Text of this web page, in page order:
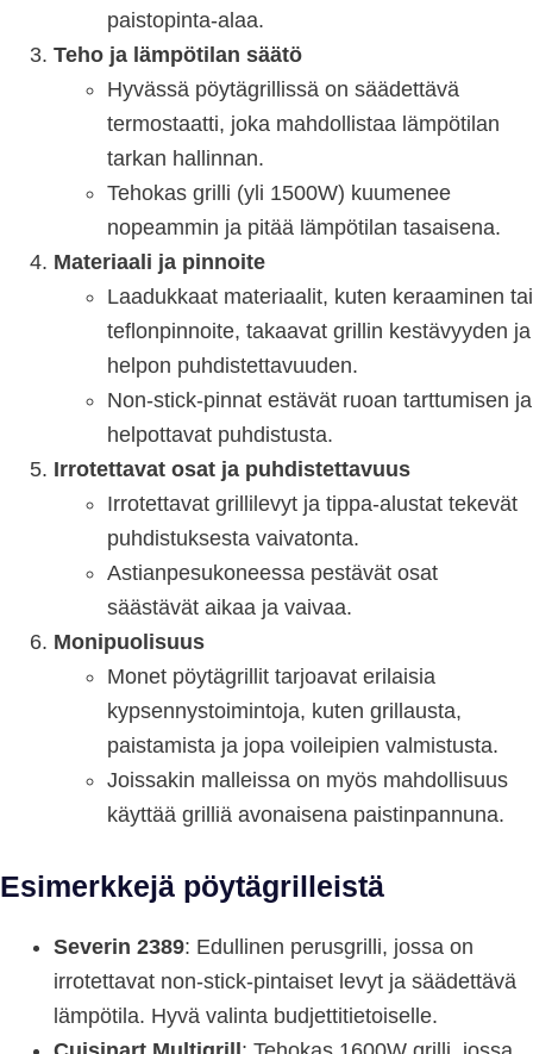
paistopinta-alaa.
Teho ja lämpötilan säätö
Hyvässä pöytägrillissä on säädettävä
termostaatti, joka mahdollistaa lämpötilan
tarkan hallinnan.
Tehokas grilli (yli 1500W) kuumenee
nopeammin ja pitää lämpötilan tasaisena.
Materiaali ja pinnoite
Laadukkaat materiaalit, kuten keraaminen tai
teflonpinnoite, takaavat grillin kestävyyden ja
helpon puhdistettavuuden.
Non-stick-pinnat estävät ruoan tarttumisen ja
helpottavat puhdistusta.
Irrotettavat osat ja puhdistettavuus
Irrotettavat grillilevyt ja tippa-alustat tekevät
puhdistuksesta vaivatonta.
Astianpesukoneessa pestävät osat
säästävät aikaa ja vaivaa.
Monipuolisuus
Monet pöytägrillit tarjoavat erilaisia
kypsennystoimintoja, kuten grillausta,
paistamista ja jopa voileipien valmistusta.
Joissakin malleissa on myös mahdollisuus
käyttää grilliä avonaisena paistinpannuna.
Esimerkkejä pöytägrilleistä
Severin 2389: Edullinen perusgrilli, jossa on
irrotettavat non-stick-pintaiset levyt ja säädettävä
lämpötila. Hyvä valinta budjettitietoiselle.